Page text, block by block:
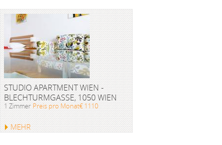
STUDIO APARTMENT WIEN -
BLECHTURMGASSE, 1050 WIEN
1 Zimmer Preis pro Monat€ 1110
MEHR